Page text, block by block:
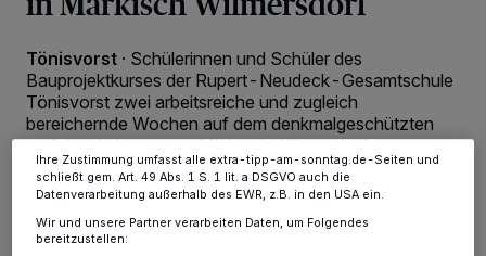
Tönisvorst · Schülerinnen und Schüler des
Bauprojektkurses der Rupert-Neudeck-Gesamtschule
Tönisvorst zwei arbeitsreiche und zugleich
bereichernde Wochen auf dem denkmalgeschützten
Hof des Achor e.V. in Märkisch Wilmersdorf.
24.06.2026 , 14:57 Uhr
verarbeiten Daten, um Ihnen Dienste bereitzustellen“ aufgeführten
dieses Menü jederzeit wieder aufrufen, um Ihre Einstellungen zu
ändern oder Ihre Einwilligung zu widerrufen, indem Sie auf den Link
Einstellungen oder Ablehnen am unteren Rand der Webseite klicken.
Ihre Einstellungen gelten innerhalb unseres Website. Weitere
Informationen finden Sie in unserer Datenschutzerklärung.
Ihre Zustimmung umfasst alle extra-tipp-am-sonntag.de-Seiten und
schließt gem. Art. 49 Abs. 1 S. 1 lit. a DSGVO auch die
Datenverarbeitung außerhalb des EWR, z.B. in den USA ein.
Wir und unsere Partner verarbeiten Daten, um Folgendes
bereitzustellen: